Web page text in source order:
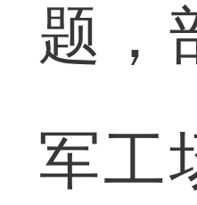
题，
军工